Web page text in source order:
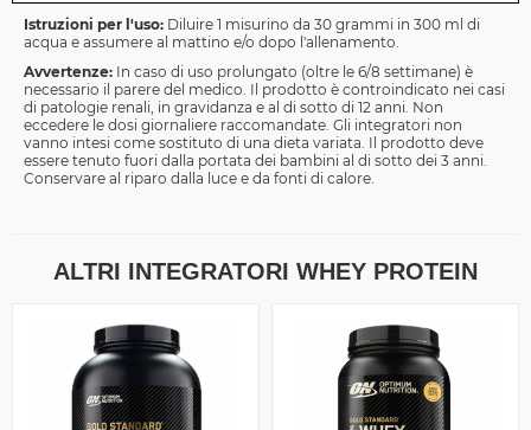
Istruzioni per l'uso: Diluire 1 misurino da 30 grammi in 300 ml di
acqua e assumere al mattino e/o dopo l'allenamento.
Avvertenze: In caso di uso prolungato (oltre le 6/8 settimane) è
necessario il parere del medico. Il prodotto è controindicato nei casi
di patologie renali, in gravidanza e al di sotto di 12 anni. Non
eccedere le dosi giornaliere raccomandate. Gli integratori non
vanno intesi come sostituto di una dieta variata. Il prodotto deve
essere tenuto fuori dalla portata dei bambini al di sotto dei 3 anni.
Conservare al riparo dalla luce e da fonti di calore.
ALTRI INTEGRATORI WHEY PROTEIN